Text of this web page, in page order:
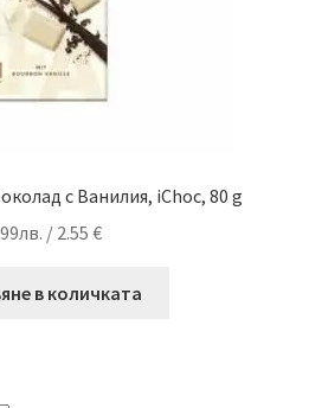
с Ванилия, iChoc, 80 g
лв. / 2.55 €
в количката